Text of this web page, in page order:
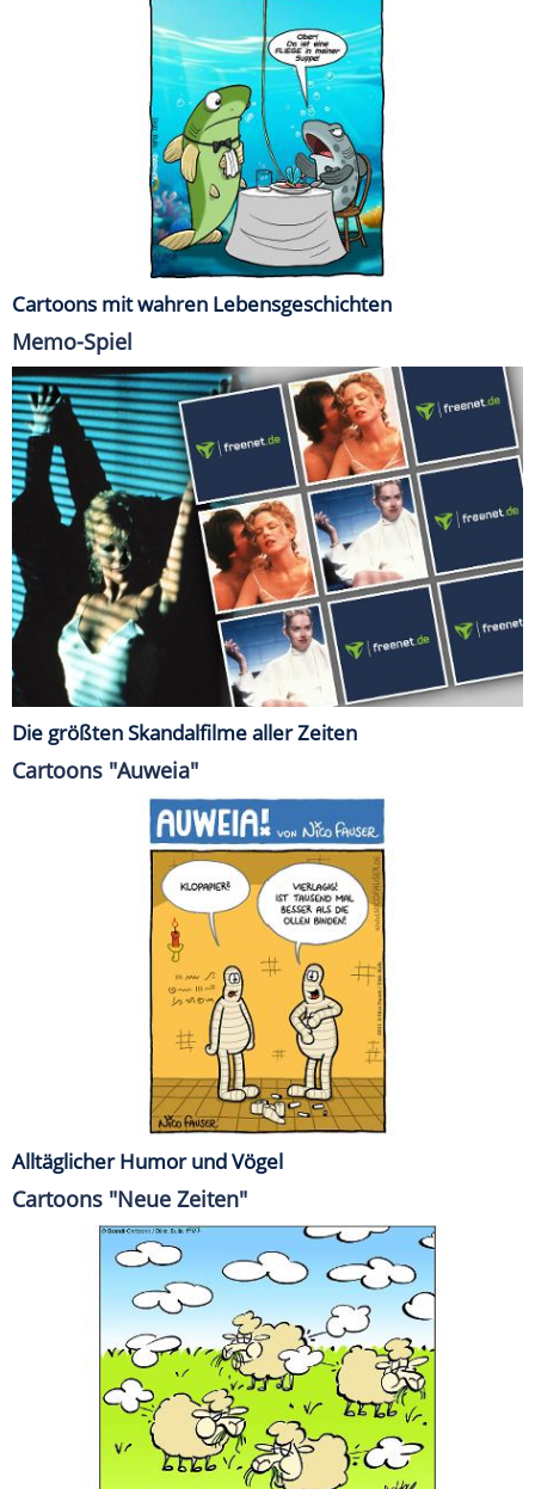
Cartoons mit wahren Lebensgeschichten
Memo-Spiel
Die größten Skandalfilme aller Zeiten
Cartoons "Auweia"
Alltäglicher Humor und Vögel
Cartoons "Neue Zeiten"